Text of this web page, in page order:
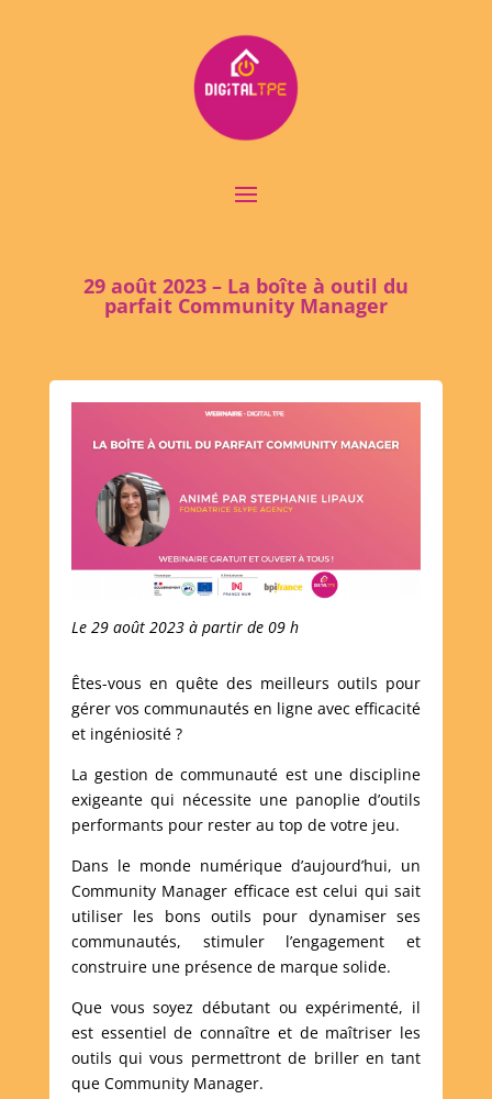
29 août 2023 – La boîte à outil du
parfait Community Manager
Le 29 août 2023 à partir de 09 h
Êtes-vous en quête des meilleurs outils pour
gérer vos communautés en ligne avec efficacité
et ingéniosité ?
La gestion de communauté est une discipline
exigeante qui nécessite une panoplie d’outils
performants pour rester au top de votre jeu.
Dans le monde numérique d’aujourd’hui, un
Community Manager efficace est celui qui sait
utiliser les bons outils pour dynamiser ses
communautés, stimuler l’engagement et
construire une présence de marque solide.
Que vous soyez débutant ou expérimenté, il
est essentiel de connaître et de maîtriser les
outils qui vous permettront de briller en tant
que Community Manager.